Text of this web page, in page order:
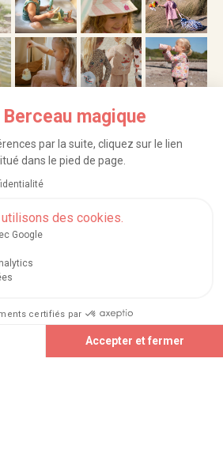
magique
par la suite, cliquez sur le lien
dans le pied de page.
des cookies.
Google
certifiés par
Accepter et fermer
au panier
Moyens de paiement|Zones et frais de livraison
Rappels de produits|Protection des données|